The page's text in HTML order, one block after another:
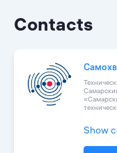
Contacts
Show